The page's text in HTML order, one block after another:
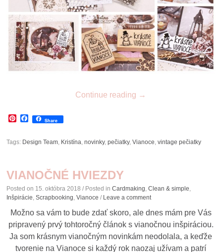
Continue reading →
Pinterest
Facebook
Share
Tags: Design Team, Kristína,novinky,pečiatky,Vianoce,vintage pečiatky
VIANOČNÉ HVIEZDY
Posted on 15. októbra 2018 / Posted inCardmaking,Clean & simple,
Inšpirácie,Scrapbooking,Vianoce / Leave a comment
Možno sa vám to bude zdať skoro, ale dnes mám pre Vás
pripravený prvý tohtoročný článok s vianočnou inšpiráciou.
Ja som krásnym vianočným novinkám neodolala, a keďže
tvorenie na Vianoce si každý rok naozaj užívam a patrí